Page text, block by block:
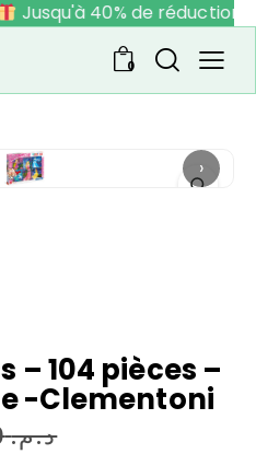
Jusqu'à 40% de réduction
0
›
– 104 pièces –
-Clementoni
د.م.130,00